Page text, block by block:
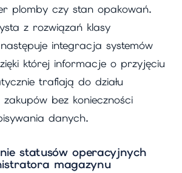
plomby czy stan opakowań.
z rozwiązań klasy
integracja systemów
której informacje o przyjęciu
trafiają do działu
zakupów bez konieczności
danych.
statusów operacyjnych
magazynu